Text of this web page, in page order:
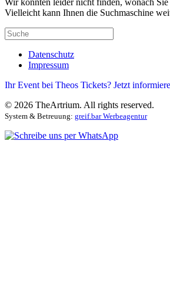
Vielleicht kann Ihnen die Suchmaschine
Datenschutz
Impressum
Ihr Event bei Theos Tickets? Jetzt
© 2026 TheArtrium. All rights reserved.
System & Betreuung: greif.bar Werbeagentur